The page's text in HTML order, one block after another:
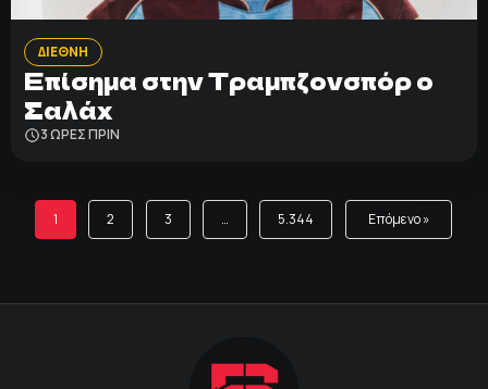
ΔΙΕΘΝΗ
Επίσημα στην Τραμπζονσπόρ o
Σαλάχ
3 ΩΡΕΣ ΠΡΙΝ
1 2 3 … 5.344 Επόμενο »